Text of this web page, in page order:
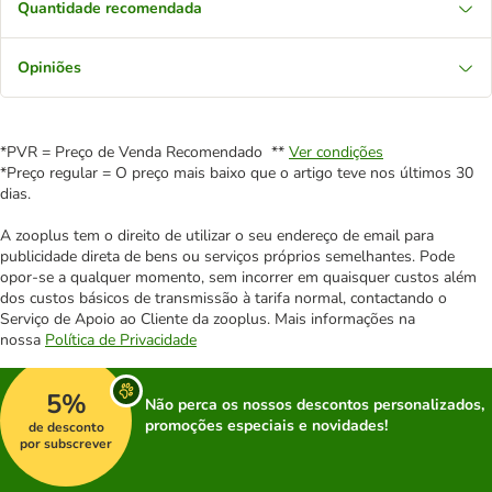
Quantidade recomendada
Opiniões
*PVR = Preço de Venda Recomendado ** Ver condições
*Preço regular = O preço mais baixo que o artigo teve nos últimos 30
dias.
A zooplus tem o direito de utilizar o seu endereço de email para
publicidade direta de bens ou serviços próprios semelhantes. Pode
opor-se a qualquer momento, sem incorrer em quaisquer custos além
dos custos básicos de transmissão à tarifa normal, contactando o
Serviço de Apoio ao Cliente da zooplus. Mais informações na
nossa Política de Privacidade
5%
de desconto
por subscrever
Não perca os nossos descontos personalizados,
promoções especiais e novidades!